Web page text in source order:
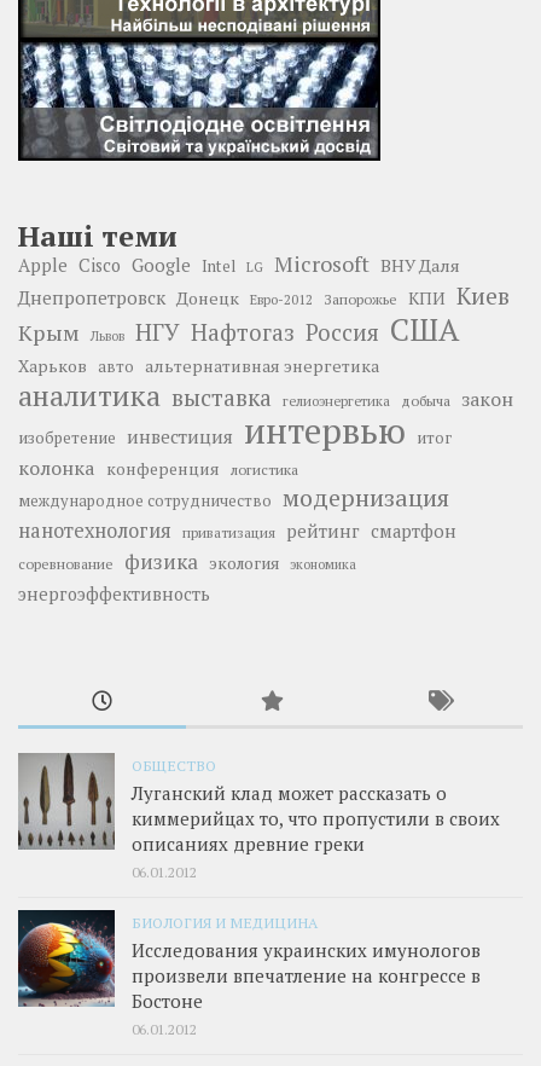
Наші теми
Apple Cisco Google Intel LG Microsoft ВНУ Даля
Днепропетровск Донецк Евро-2012 Запорожье КПИ Киев
Крым Львов НГУ Нафтогаз Россия США
Харьков авто альтернативная энергетика
аналитика выставка гелиоэнергетика добыча закон
изобретение инвестиция интервью итог
колонка конференция логистика
международное сотрудничество модернизация
нанотехнология приватизация рейтинг смартфон
соревнование физика экология экономика
энергоэффективность
ОБЩЕСТВО
Луганский клад может рассказать о
киммерийцах то, что пропустили в своих
описаниях древние греки
06.01.2012
БИОЛОГИЯ И МЕДИЦИНА
Исследования украинских имунологов
произвели впечатление на конгрессе в
Бостоне
06.01.2012